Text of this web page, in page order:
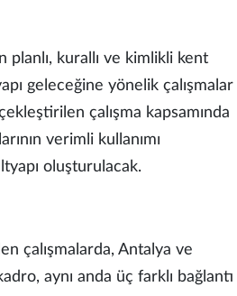
kurallı ve kimlikli kent
geleceğine yönelik çalışmalar
çalışma kapsamında
verimli kullanımı
oluşturulacak.
çalışmalarda, Antalya ve
aynı anda üç farklı bağlantı